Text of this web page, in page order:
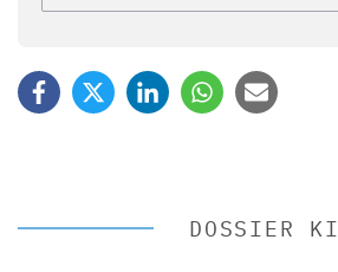
DOSSIER KI